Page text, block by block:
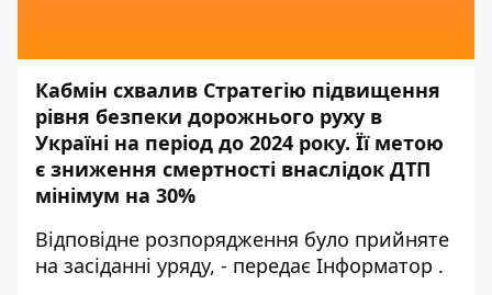
Кабмін схвалив Стратегію підвищення
рівня безпеки дорожнього руху в
Україні на період до 2024 року. Її метою
є зниження смертності внаслідок ДТП
мінімум на 30%
Відповідне розпорядження було прийняте
на засіданні уряду, - передає Інформатор .